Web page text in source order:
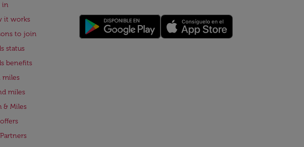
in
it works
to join
status
benefits
miles
miles
& Miles